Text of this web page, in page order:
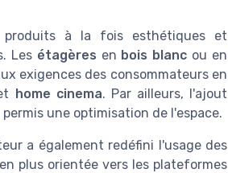
produits à la fois esthétiques et
Les étagères en bois blanc ou en
exigences des consommateurs en
home cinema. Par ailleurs, l'ajout
permis une optimisation de l'espace.
a également redéfini l'usage des
plus orientée vers les plateformes